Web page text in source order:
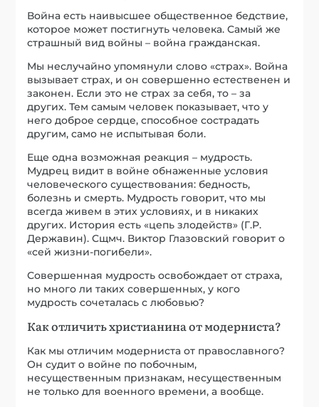
Война есть наивысшее общественное бедствие,
которое может постигнуть человека. Самый же
страшный вид войны – война гражданская.
Мы неслучайно упомянули слово «страх». Война
вызывает страх, и он совершенно естественен и
законен. Если это не страх за себя, то – за
других. Тем самым человек показывает, что у
него доброе сердце, способное сострадать
другим, само не испытывая боли.
Еще одна возможная реакция – мудрость.
Мудрец видит в войне обнаженные условия
человеческого существования: бедность,
болезнь и смерть. Мудрость говорит, что мы
всегда живем в этих условиях, и в никаких
других. История есть «цепь злодейств» (Г.Р.
Державин). Cщмч. Виктор Глазовский говорит о
«сей жизни-погибели».
Совершенная мудрость освобождает от страха,
но много ли таких совершенных, у кого
мудрость сочеталась с любовью?
Как отличить христианина от модерниста?
Как мы отличим модерниста от православного?
Он судит о войне по побочным,
несущественным признакам, несущественным
не только для военного времени, а вообще.